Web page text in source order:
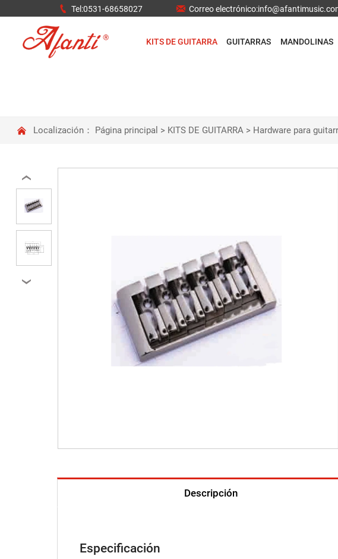
 Tel:0531-68658027  Correo
KITS DE GUITARRA GUITARRAS MANDOLINAS
 Localización： Página principal > KITS DE GUITARRA > Hardware para
‹
›
Descripción
Especificación